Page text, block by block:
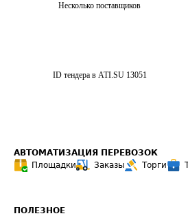
Несколько поставщиков
ID тендера в ATI.SU 13051
АВТОМАТИЗАЦИЯ ПЕРЕВОЗОК
Площадки
Заказы Торги
ПОЛЕЗНОЕ